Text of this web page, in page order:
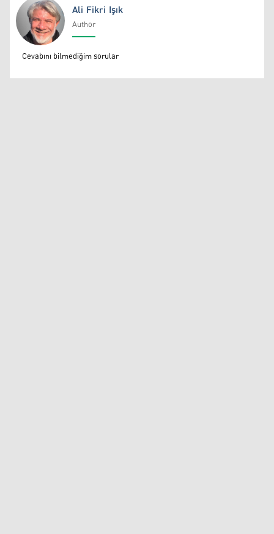
Ali Fikri Işık
Ali Fikri Işık
Author
Cevabını bilmediğim sorular